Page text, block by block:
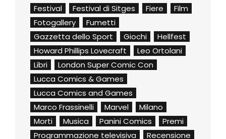
Festival
Festival di Sitges Fiere
Film
Fotogallery
Fumetti
Gazzetta dello Sport
Giochi
Hellfest
Howard Phillips Lovecraft
Leo Ortolani
Libri
London Super Comic Con
Lucca Comics & Games
Lucca Comics and Games
Marco Frassinelli
Marvel
Milano
Morti
Musica Panini Comics
Premi
Programmazione televisiva
Recensione